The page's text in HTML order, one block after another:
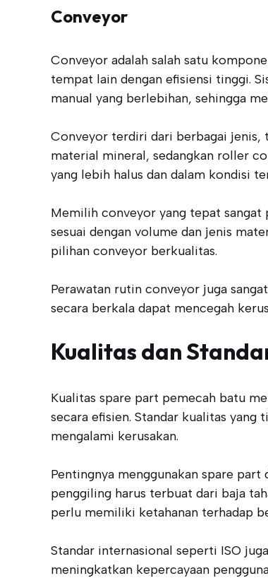
Conveyor
Conveyor adalah salah satu
tempat lain dengan efisiensi tinggi.
manual yang berlebihan, sehingga
Conveyor terdiri dari berbagai jenis,
material mineral, sedangkan roller
yang lebih halus dan dalam kondisi
Memilih conveyor yang tepat sangat
sesuai dengan volume dan jenis
pilihan conveyor berkualitas.
Perawatan rutin conveyor juga
secara berkala dapat mencegah
Kualitas dan
Kualitas spare part pemecah batu
secara efisien. Standar kualitas
mengalami kerusakan.
Pentingnya menggunakan spare
penggiling harus terbuat dari baja
perlu memiliki ketahanan terhadap
Standar internasional seperti ISO
meningkatkan kepercayaan